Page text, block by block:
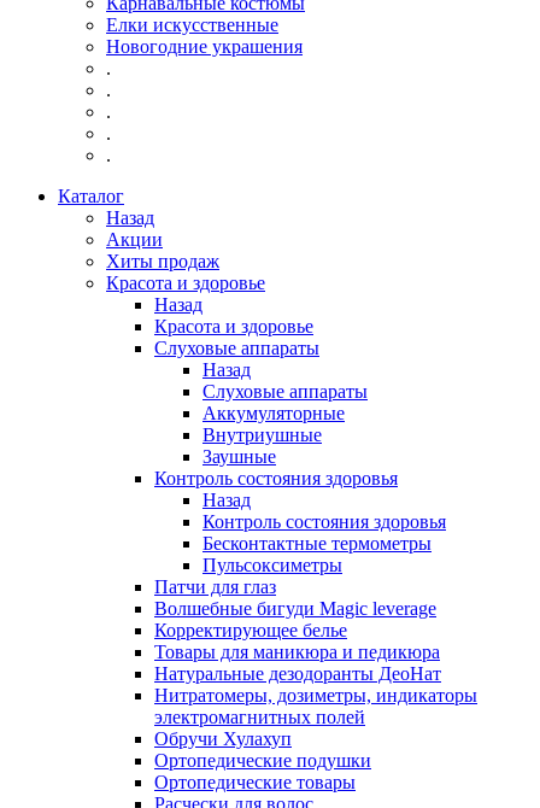
Елки искусственные
Новогодние украшения
.
.
.
.
.
Каталог
Назад
Акции
Хиты продаж
Красота и здоровье
Назад
Красота и здоровье
Слуховые аппараты
Назад
Слуховые аппараты
Аккумуляторные
Внутриушные
Заушные
Контроль состояния здоровья
Назад
Контроль состояния здоровья
Бесконтактные термометры
Пульсоксиметры
Патчи для глаз
Волшебные бигуди Magic leverage
Корректирующее белье
Товары для маникюра и педикюра
Натуральные дезодоранты ДеоНат
Нитратомеры, дозиметры, индикаторы
электромагнитных полей
Обручи Хулахуп
Ортопедические подушки
Ортопедические товары
Расчески для волос